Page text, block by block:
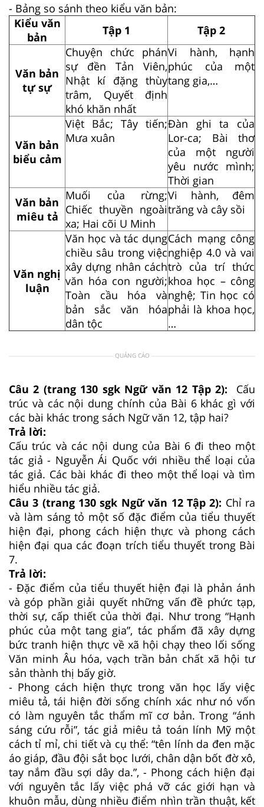
- Bảng so sánh theo kiểu văn bản:
Kiểu văn
bản
Tập 1 Tập 2
Văn bản
tự sự
Chuyện chức phán
sự đền Tản Viên,
Nhật kí đặng thùy
trâm, Quyết định
khó khăn nhất
Vi hành, hạnh
phúc của một
tang gia,…
Văn bản
biểu cảm
Việt Bắc; Tây tiến;
Mưa xuân
Đàn ghi ta của
Lor-ca; Bài thơ
của một người
yêu nước mình;
Thời gian
Văn bản
miêu tả
Muối của rừng;
Chiếc thuyền ngoài
xa; Hai cõi U Minh
Vi hành, đêm
trăng và cây sồi
Văn nghị
luận
Văn học và tác dụng
chiều sâu trong việc
xây dựng nhân cách
văn hóa con người;
Toàn cầu hóa và
bản sắc văn hóa
dân tộc
Cách mạng công
nghiệp 4.0 và vai
trò của trí thức
khoa học – công
nghệ; Tin học có
phải là khoa học,
…
QUẢNG CÁO
Câu 2 (trang 130 sgk Ngữ văn 12 Tập 2):
Cấu
trúc và các nội dung chính của Bài 6 khác gì với
các bài khác trong sách Ngữ văn 12, tập hai?
Trả lời:
Cấu trúc và các nội dung của Bài 6 đi theo một
tác giả - Nguyễn Ái Quốc với nhiều thể loại của
tác giả. Các bài khác đi theo một thể loại và tìm
hiểu nhiều tác giả.
Câu 3 (trang 130 sgk Ngữ văn 12 Tập 2): Chỉ ra
và làm sáng tỏ một số đặc điểm của tiểu thuyết
hiện đại, phong cách hiện thực và phong cách
hiện đại qua các đoạn trích tiểu thuyết trong Bài
7.
Trả lời:
- Đặc điểm của tiểu thuyết hiện đại là phản ánh
và góp phần giải quyết những vấn đề phức tạp,
thời sự, cấp thiết của thời đại. Như trong “Hạnh
phúc của một tang gia”, tác phẩm đã xây dựng
bức tranh hiện thực về xã hội chạy theo lối sống
Văn minh Âu hóa, vạch trần bản chất xã hội tư
sản thành thị bấy giờ.
- Phong cách hiện thực trong văn học lấy việc
miêu tả, tái hiện đời sống chính xác như nó vốn
có làm nguyên tắc thẩm mĩ cơ bản. Trong “ánh
sáng cứu rỗi”, tác giả miêu tả toán lính Mỹ một
cách tỉ mỉ, chi tiết và cụ thể: “tên lính da đen mặc
áo giáp, đầu đội sắt bọc lưới, chân dận bốt đờ xô,
tay nắm đầu sợi dây da.”, - Phong cách hiện đại
với nguyên tắc lấy việc phá vỡ các giới hạn và
khuôn mẫu, dùng nhiều điểm nhìn trần thuật, kết